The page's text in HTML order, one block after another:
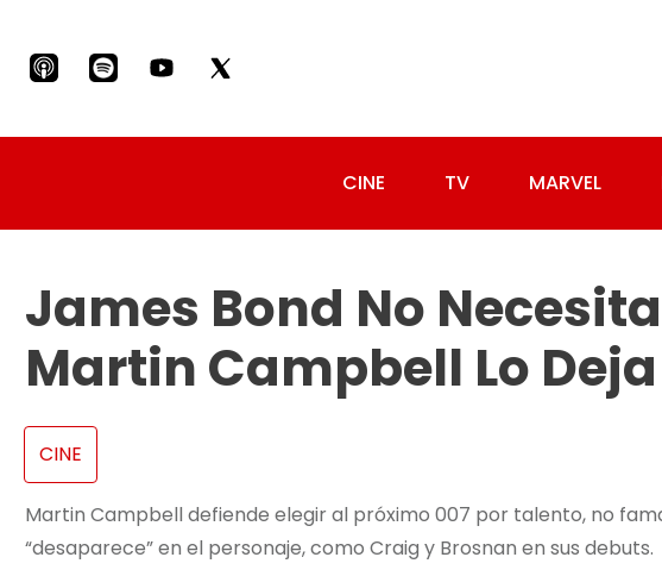
CINE TV MARVEL
James Bond No
Martin Campbell Lo
CINE
Martin Campbell defiende elegir al próximo 007 por talento, no
“desaparece” en el personaje, como Craig y Brosnan en sus debuts.